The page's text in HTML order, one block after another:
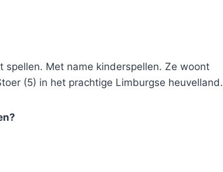
Met name kinderspellen. Ze woont
(5) in het prachtige Limburgse heuvelland.